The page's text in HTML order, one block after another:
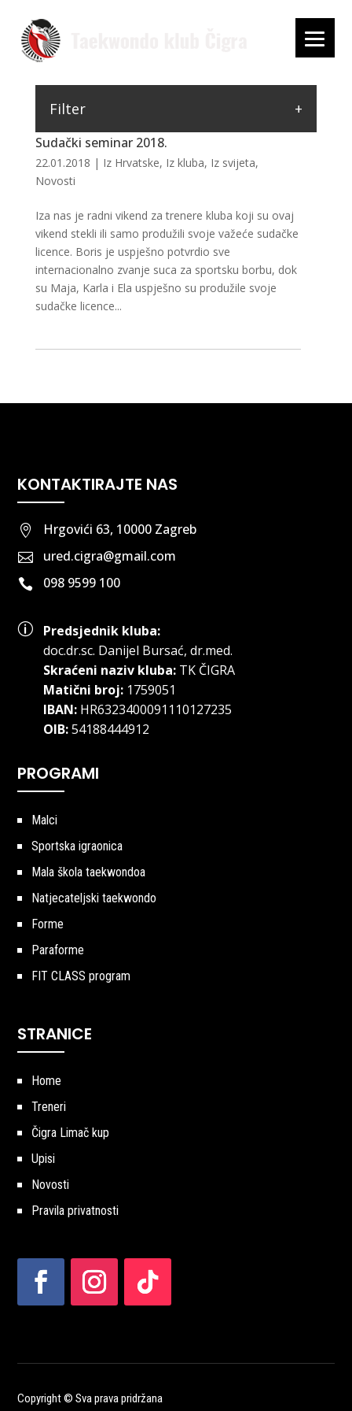
Sudački seminar 2018.
22.01.2018 | Iz Hrvatske, Iz kluba, Iz svijeta,
Novosti
Iza nas je radni vikend za trenere kluba koji su ovaj
vikend stekli ili samo produžili svoje važeće sudačke
licence. Boris je uspješno potvrdio sve
internacionalno zvanje suca za sportsku borbu, dok
su Maja, Karla i Ela uspješno su produžile svoje
sudačke licence...
Filter
KONTAKTIRAJTE NAS
 Hrgovići 63, 10000 Zagreb
 ured.cigra@gmail.com
 098 9599 100
p
Predsjednik kluba:
doc.dr.sc. Danijel Bursać, dr.med.
Skraćeni naziv kluba:TK ČIGRA
Matični broj:1759051
IBAN:HR6323400091110127235
OIB:54188444912
PROGRAMI
Malci
Sportska igraonica
Mala škola taekwondoa
Natjecateljski taekwondo
Forme
Paraforme
FIT CLASS program
STRANICE
Home
Treneri
Čigra Limač kup
Upisi
Novosti
Pravila privatnosti
Copyright © Sva prava pridržana